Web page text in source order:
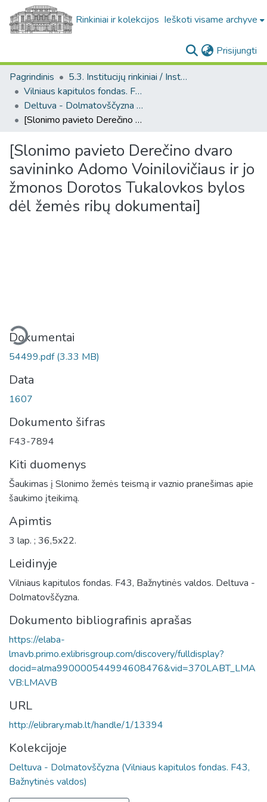
Rinkiniai ir kolekcijos Ieškoti visame archyve
Prisijungti
Pagrindinis
5.3. Institucijų rinkiniai / Institutional collections
Vilniaus kapitulos fondas. F43
Deltuva - Dolmatovščyzna (Vilniaus kapitulos fondas. F43, Bažnytinės valdos)
[Slonimo pavieto Derečino dvaro savininko Adomo Voinilovičiaus ir jo žmonos Dorotos Tukalovkos bylos dėl žemės ribų dokumentai]
[Slonimo pavieto Derečino dvaro
savininko Adomo Voinilovičiaus ir jo
žmonos Dorotos Tukalovkos bylos
dėl žemės ribų dokumentai]
Dokumentai
54499.pdf(3.33 MB)
Data
1607
Dokumento šifras
F43-7894
Kiti duomenys
Šaukimas į Slonimo žemės teismą ir vaznio pranešimas apie
šaukimo įteikimą.
Apimtis
3 lap. ; 36,5x22.
Leidinyje
Vilniaus kapitulos fondas. F43, Bažnytinės valdos. Deltuva -
Dolmatovščyzna.
Dokumento bibliografinis aprašas
https://elaba-
lmavb.primo.exlibrisgroup.com/discovery/fulldisplay?
docid=alma990000544994608476&vid=370LABT_LMA
VB:LMAVB
URL
http://elibrary.mab.lt/handle/1/13394
Kolekcijoje
Deltuva - Dolmatovščyzna (Vilniaus kapitulos fondas. F43,
Bažnytinės valdos)